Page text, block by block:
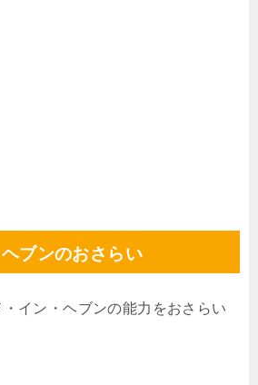
ブンのおさらい
イン・ヘブンの能力をおさらい